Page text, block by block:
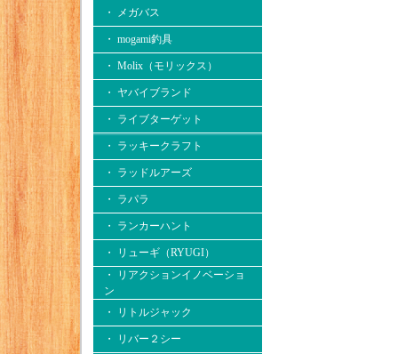
・ メガバス
・ mogami釣具
・ Molix（モリックス）
・ ヤバイブランド
・ ライブターゲット
・ ラッキークラフト
・ ラッドルアーズ
・ ラパラ
・ ランカーハント
・ リューギ（RYUGI）
・ リアクションイノベーショ
ン
・ リトルジャック
・ リバー２シー